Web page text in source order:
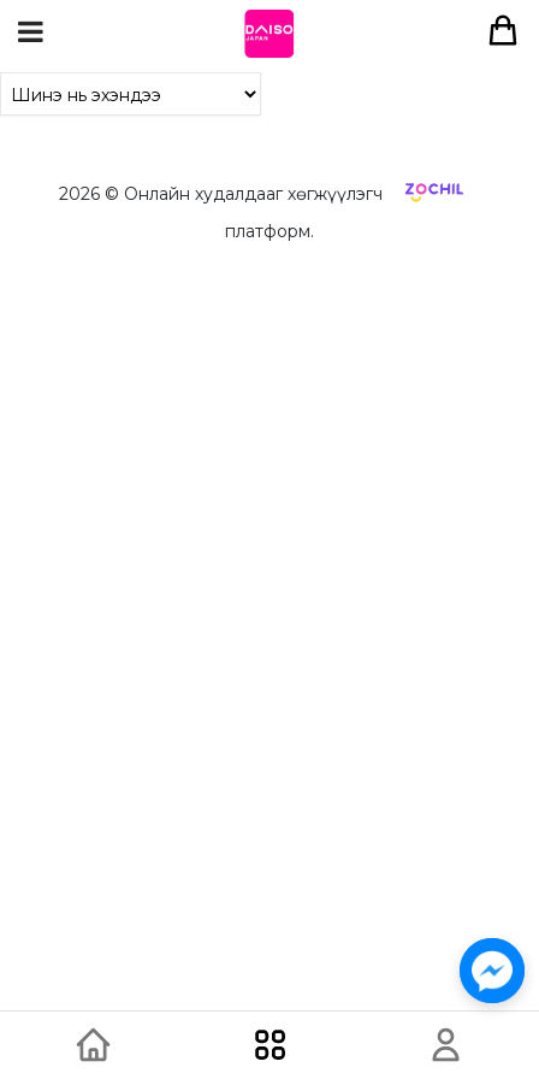
2026© Онлайн худалдааг хөгжүүлэгч
платформ.